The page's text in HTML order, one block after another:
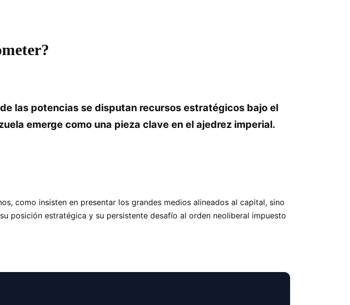
las potencias se disputan recursos estratégicos bajo el
emerge como una pieza clave en el ajedrez imperial.
como insisten en presentar los grandes medios alineados al capital, sino
posición estratégica y su persistente desafío al orden neoliberal impuesto